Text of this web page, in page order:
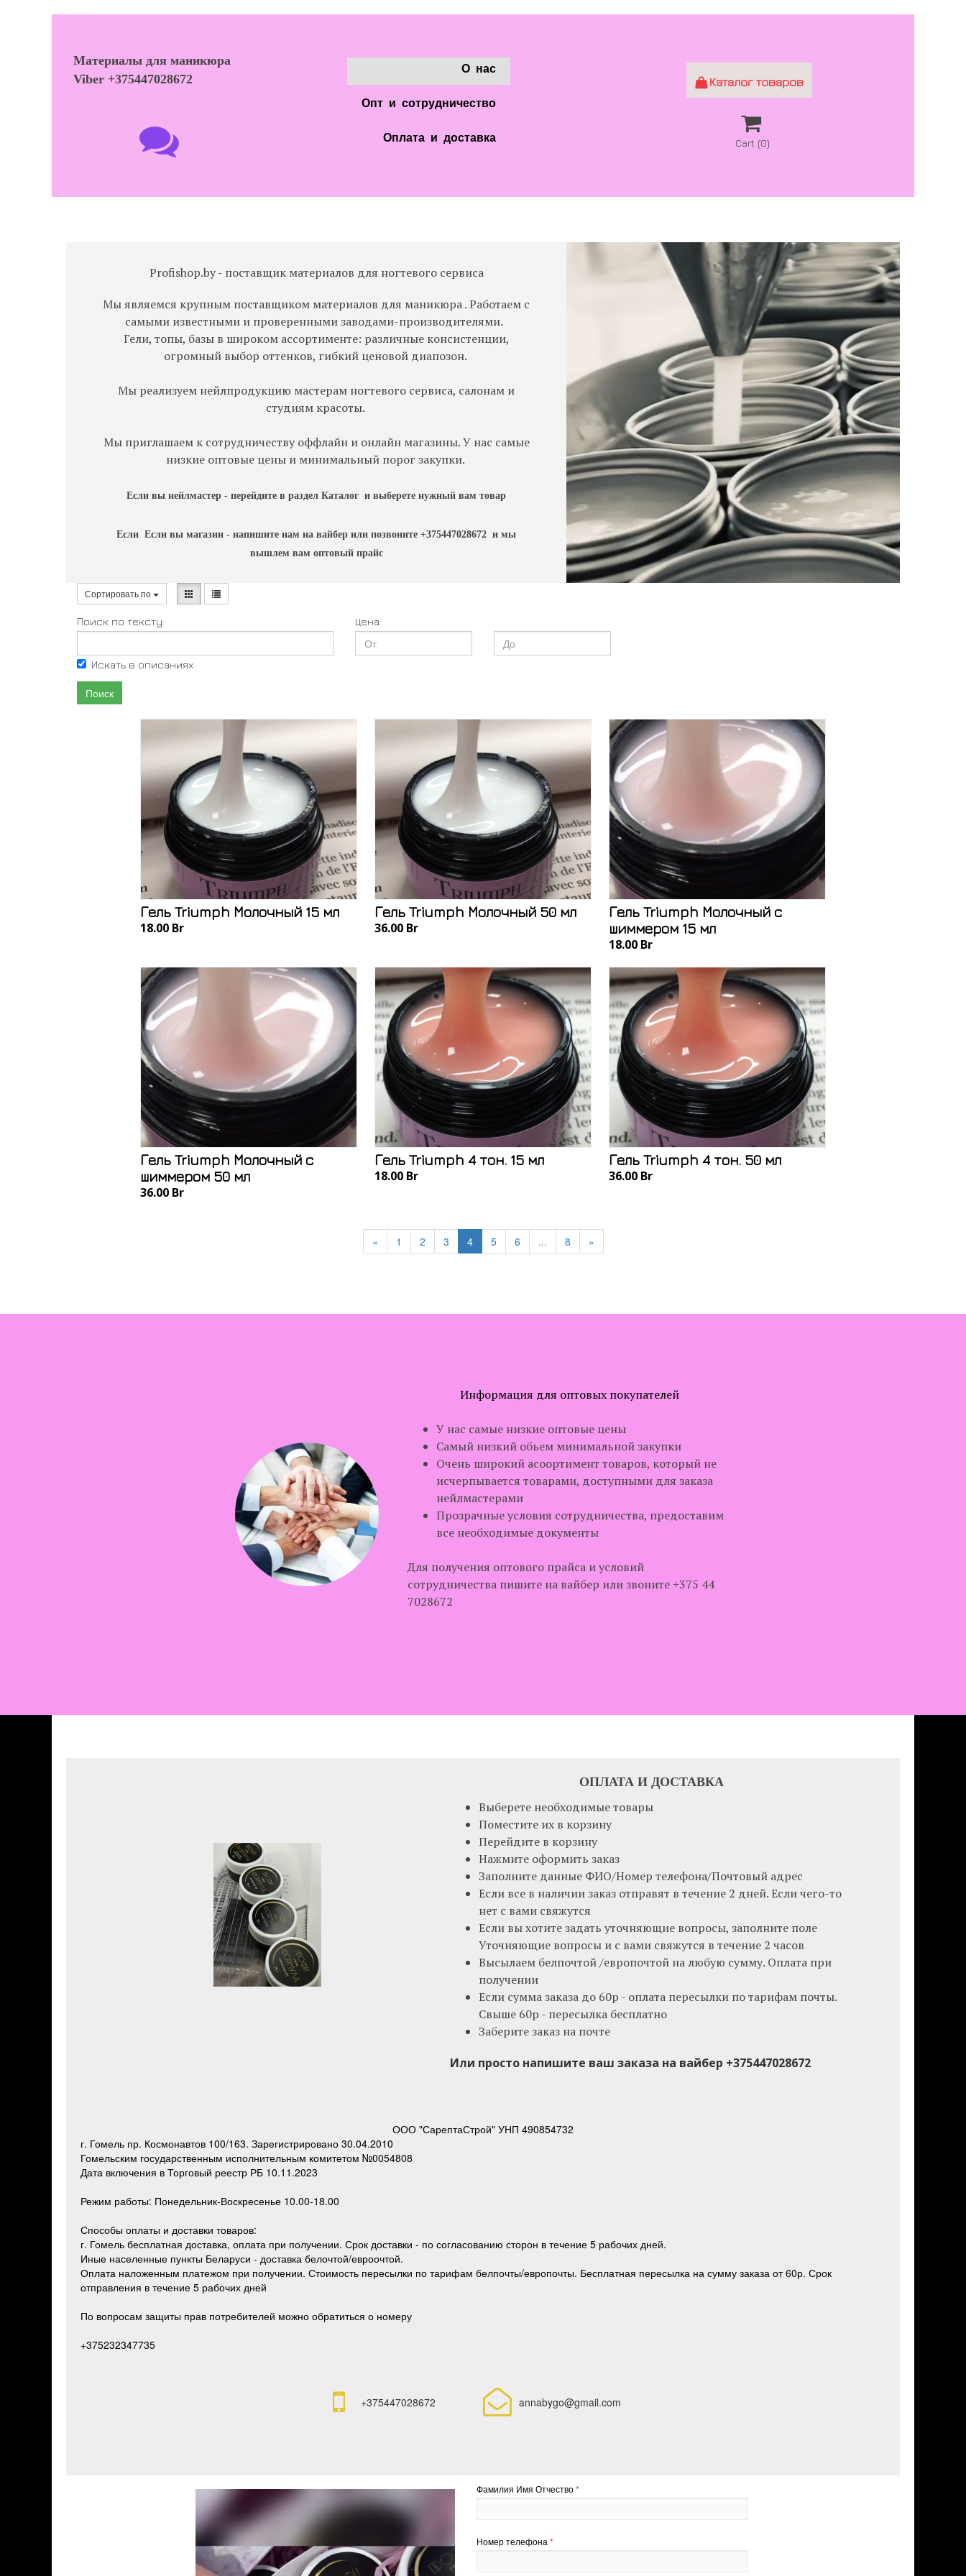
Материалы для маникюра
Viber +375447028672

О нас
Опт и сотрудничество
Оплата и доставка
Каталог товаров

Cart (0)
Profishop.by - поставщик материалов для ногтевого сервиса
Мы являемся крупным поставщиком материалов для маникюра . Работаем с
самыми известными и проверенными заводами-производителями.
Гели, топы, базы в широком ассортименте: различные консистенции,
огромный выбор оттенков, гибкий ценовой диапозон.
Мы реализуем нейлпродукцию мастерам ногтевого сервиса, салонам и
студиям красоты.
Мы приглашаем к сотрудничеству оффлайн и онлайн магазины. У нас самые
низкие оптовые цены и минимальный порог закупки.
Если вы нейлмастер - перейдите в раздел Каталог и выберете нужный вам товар
Если Если вы магазин - напишите нам на вайбер или позвоните +375447028672 и мы
вышлем вам оптовый прайс
Сортировать по
Поиск по тексту:
Искать в описаниях
Цена:
Поиск
Гель Triumph Молочный 15 мл
18.00 Br
Гель Triumph Молочный 50 мл
36.00 Br
Гель Triumph Молочный с
шиммером 15 мл
18.00 Br
Гель Triumph Молочный с
шиммером 50 мл
36.00 Br
Гель Triumph 4 тон. 15 мл
18.00 Br
Гель Triumph 4 тон. 50 мл
36.00 Br
« 1 2 3 4 5 6 ... 8 »
Информация для оптовых покупателей
У нас самые низкие оптовые цены
Самый низкий обьем минимальной закупки
Очень широкий асоортимент товаров, который не
исчерпывается товарами, доступными для заказа
нейлмастерами
Прозрачные условия сотрудничества, предоставим
все необходимые документы
Для получения оптового прайса и условий
сотрудничества пишите на вайбер или звоните +375 44
7028672
ОПЛАТА И ДОСТАВКА
Выберете необходимые товары
Поместите их в корзину
Перейдите в корзину
Нажмите оформить заказ
Заполните данные ФИО/Номер телефона/Почтовый адрес
Если все в наличии заказ отправят в течение 2 дней. Если чего-то
нет с вами свяжутся
Если вы хотите задать уточняющие вопросы, заполните поле
Уточняющие вопросы и с вами свяжутся в течение 2 часов
Высылаем белпочтой /европочтой на любую сумму. Оплата при
получении
Если сумма заказа до 60р - оплата пересылки по тарифам почты.
Свыше 60р - пересылка бесплатно
Заберите заказ на почте
Или просто напишите ваш заказа на вайбер +375447028672
ООО "СарептаСтрой" УНП 490854732
г. Гомель пр. Космонавтов 100/163. Зарегистрировано 30.04.2010
Гомельским государственным исполнительным комитетом №0054808
Дата включения в Торговый реестр РБ 10.11.2023
Режим работы: Понедельник-Воскресенье 10.00-18.00
Способы оплаты и доставки товаров:
г. Гомель бесплатная доставка, оплата при получении. Срок доставки - по согласованию сторон в течение 5 рабочих дней.
Иные населенные пункты Беларуси - доставка белочтой/евроочтой.
Оплата наложенным платежом при получении. Стоимость пересылки по тарифам белпочты/европочты. Бесплатная пересылка на сумму заказа от 60р. Срок
отправления в течение 5 рабочих дней
По вопросам защиты прав потребителей можно обратиться о номеру
+375232347735
 +375447028672  annabygo@gmail.com
Фамилия Имя Отчество *
Номер телефона *